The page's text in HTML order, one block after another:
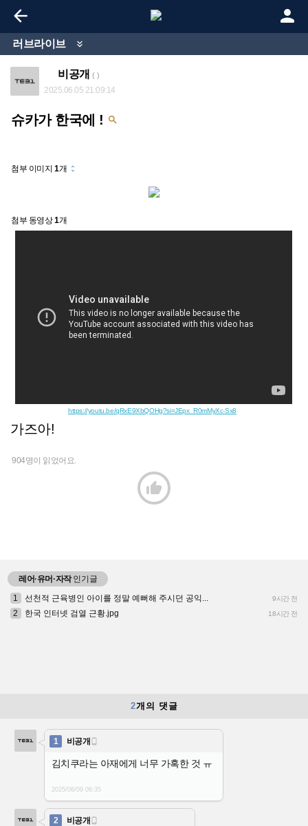
 
러브라이브 
비공개 ( )
2025.06.05 21:09:14
슈카가 한국에 ! 
첨부 이미지1개 unfold_more
첨부 동영상1개
https://youtu.be/qRxE9XbQOHg?si=JEpx_R0mMyXc-Sx8
가즈아!
904명이 읽었어요.

레어·유머·자작인기글
1
선천적 근육병인 아이를 정말 예뻐해 주시던 공익... 9시간 전
2 한국 인터넷 검열 근황.jpg 18시간 전
2개의 댓글
1 비공개 
김치쿠라는 아재에게 너무 가혹한 것 ㅠ
2025/06/0906:35
2 비공개 